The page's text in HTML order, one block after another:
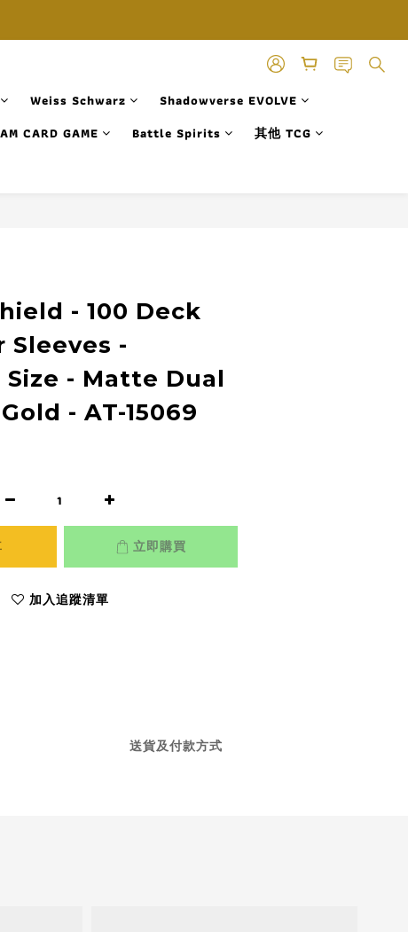
Weiss Schwarz
Shadowverse EVOLVE
CARD GAME Battle Spirits
其他 TCG
- 100 Deck
Sleeves -
- Matte Dual
- AT-15069
立即購買
加入追蹤清單
送貨及付款方式